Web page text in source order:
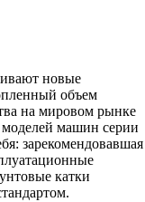
новые
объем
на мировом рынке
машин серии
зарекомендовавшая
катки